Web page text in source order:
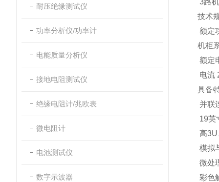
耐压绝缘测试仪
功率分析仪/功率计
电能质量分析仪
接地电阻测试仪
绝缘电阻计/兆欧表
微电阻计
电池测试仪
数字示波器
3路
技术
额定
机柜
额定
电流
具备
并联
19英
高3U
模拟
微处
彩色